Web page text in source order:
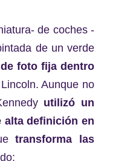
de coches -
de un verde
foto fija dentro
Aunque no
utilizó un
alta definición en
transforma las